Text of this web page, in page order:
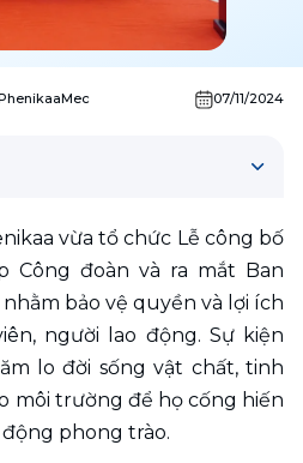
07/11/2024
vừa tổ chức Lễ công bố
Công đoàn và ra mắt Ban
bảo vệ quyền và lợi ích
người lao động. Sự kiện
lo đời sống vật chất, tinh
môi trường để họ cống hiến
phong trào.